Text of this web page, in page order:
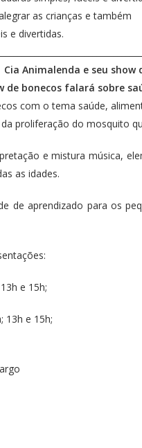
as crianças e também
e divertidas.
Cia Animalenda e seu show
de bonecos falará sobre
com o tema saúde,
proliferação do mosquito
e mistura música,
as idades.
de aprendizado para os
e 15h;
13h e 15h;